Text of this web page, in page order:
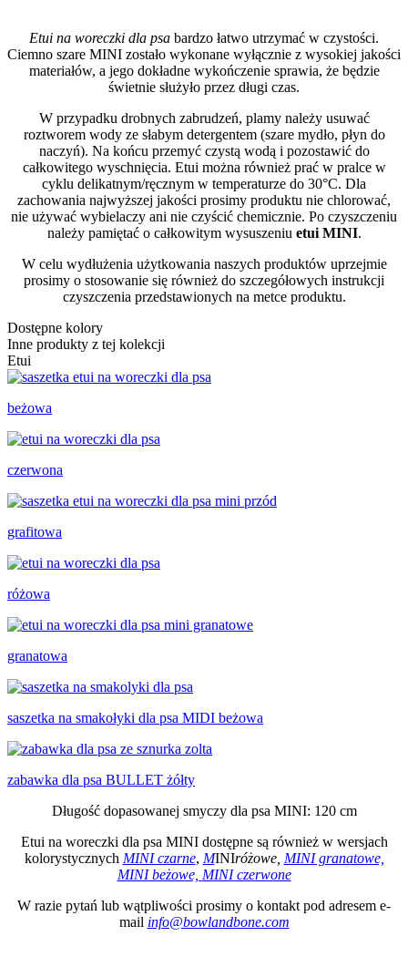
Etui na woreczki dla psa bardzo łatwo utrzymać w czystości.
Ciemno szare MINI zostało wykonane wyłącznie z wysokiej jakości
materiałów, a jego dokładne wykończenie sprawia, że będzie
świetnie służyło przez długi czas.
W przypadku drobnych zabrudzeń, plamy należy usuwać
roztworem wody ze słabym detergentem (szare mydło, płyn do
naczyń). Na końcu przemyć czystą wodą i pozostawić do
całkowitego wyschnięcia. Etui można również prać w pralce w
cyklu delikatnym/ręcznym w temperaturze do 30°C. Dla
zachowania najwyższej jakości prosimy produktu nie chlorować,
nie używać wybielaczy ani nie czyścić chemicznie. Po czyszczeniu
należy pamiętać o całkowitym wysuszeniu etui MINI.
W celu wydłużenia użytkowania naszych produktów uprzejmie
prosimy o stosowanie się również do szczegółowych instrukcji
czyszczenia przedstawionych na metce produktu.
Dostępne kolory
Inne produkty z tej kolekcji
Etui
beżowa
czerwona
grafitowa
różowa
granatowa
saszetka na smakołyki dla psa MIDI beżowa
zabawka dla psa BULLET żółty
Długość dopasowanej smyczy dla psa MINI: 120 cm
Etui na woreczki dla psa MINI dostępne są również w wersjach
kolorystycznych MINI czarne, MINIróżowe, MINI granatowe,
MINI beżowe, MINI czerwone
W razie pytań lub wątpliwości prosimy o kontakt pod adresem e-
mail info@bowlandbone.com